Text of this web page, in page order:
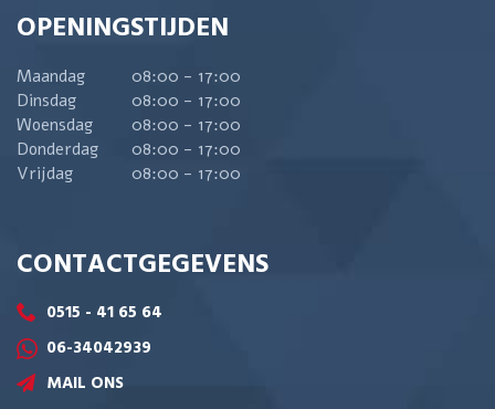
OPENINGSTIJDEN
Maandag
08:00 - 17:00
Dinsdag
08:00 - 17:00
Woensdag
08:00 - 17:00
Donderdag
08:00 - 17:00
Vrijdag
08:00 - 17:00
CONTACTGEGEVENS
0515 - 41 65 64
06-34042939
MAIL ONS